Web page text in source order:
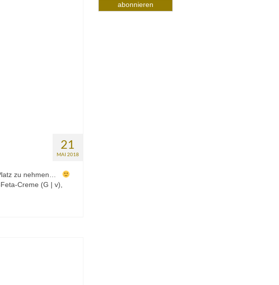
21
MAI 2018
zu nehmen…
Creme (G | v),